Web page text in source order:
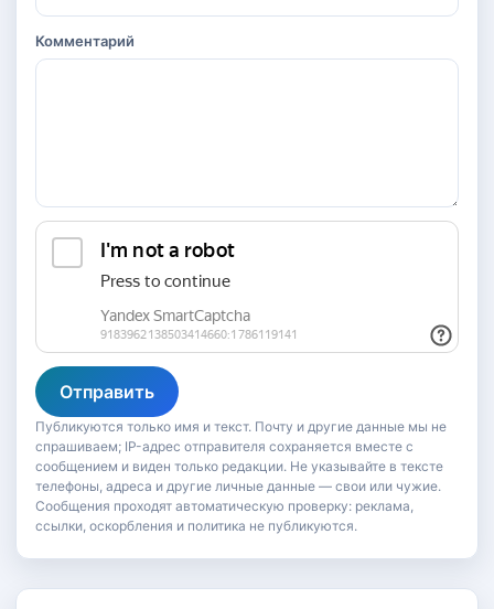
Комментарий
Отправить
Публикуются только имя и текст. Почту и другие данные мы не
спрашиваем; IP-адрес отправителя сохраняется вместе с
сообщением и виден только редакции. Не указывайте в тексте
телефоны, адреса и другие личные данные — свои или чужие.
Сообщения проходят автоматическую проверку: реклама,
ссылки, оскорбления и политика не публикуются.